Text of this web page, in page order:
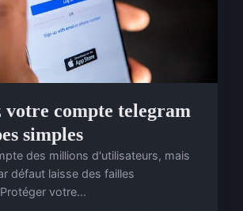
votre compte telegram
simples
des millions d'utilisateurs, mais
défaut laisse des failles
votre...